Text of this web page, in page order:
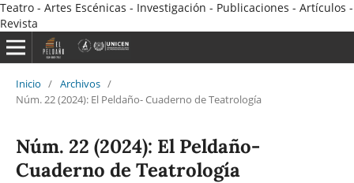
Teatro - Artes Escénicas - Investigación - Publicaciones - Artículos -
Revista
Inicio / Archivos /
Núm. 22 (2024): El Peldaño- Cuaderno de Teatrología
Núm. 22 (2024): El Peldaño-
Cuaderno de Teatrología